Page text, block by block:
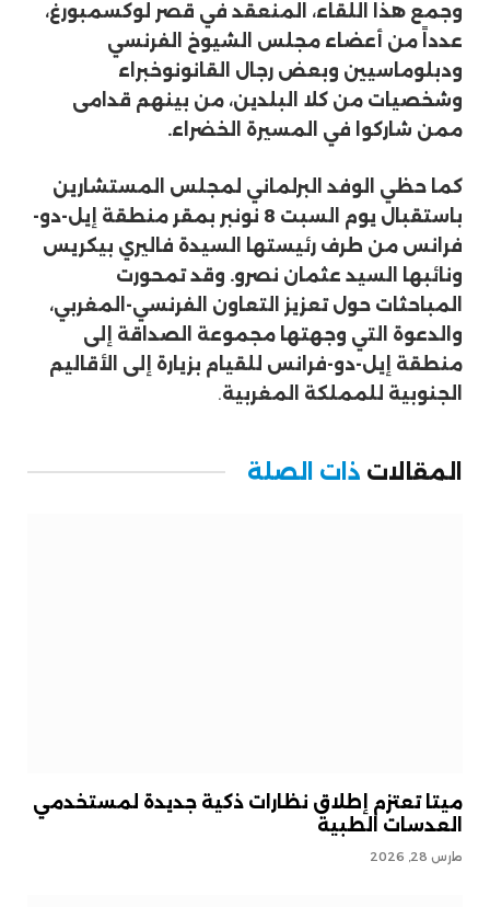
وجمع هذا اللقاء، المنعقد في قصر لوكسمبورغ،
عدداً من أعضاء مجلس الشيوخ
الفرنسي
ودبلوماسيين وبعض رجال القانونوخبراء
وشخصيات من كلا البلدين، من بينهم قدامى
ممن شاركوا في المسيرة الخضراء.
كما حظي الوفد البرلماني لمجلس المستشارين
باستقبال يوم السبت 8 نونبر بمقر منطقة إيل-دو-
فرانس من طرف رئيستها السيدة فاليري بيكريس
ونائبها السيد عثمان نصرو. وقد تمحورت
المباحثات حول تعزيز التعاون الفرنسي-المغربي،
والدعوة التي وجهتها مجموعة الصداقة إلى
منطقة إيل-دو-فرانس للقيام بزيارة إلى الأقاليم
الجنوبية للمملكة المغربية.
المقالات ذات الصلة
ميتا تعتزم إطلاق نظارات ذكية جديدة لمستخدمي
العدسات الطبية
مارس 28, 2026